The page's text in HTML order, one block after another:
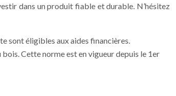
dans un produit fiable et durable. N’hésitez
sont éligibles aux aides financières.
Cette norme est en vigueur depuis le 1er